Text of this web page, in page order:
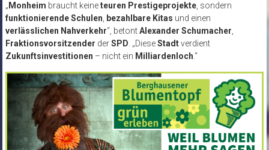
„ Monheim braucht keineteuren Prestigeprojekte, sondern
funktionierende Schulen
bezahlbare Kitas und einen
verlässlichen Nahverkehr“, betontAlexander Schumacher
Fraktionsvorsitzender derSPD . „DieseStadtverdient
Zukunftsinvestitionen – nicht ein Milliardenloch .“